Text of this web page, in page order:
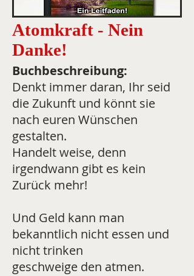
Atomkraft - Nein
Danke!
Buchbeschreibung:
Denkt immer daran, Ihr seid
die Zukunft und könnt sie
nach euren Wünschen
gestalten.
Handelt weise, denn
irgendwann gibt es kein
Zurück mehr!
Und Geld kann man
bekanntlich nicht essen und
nicht trinken
geschweige den atmen.